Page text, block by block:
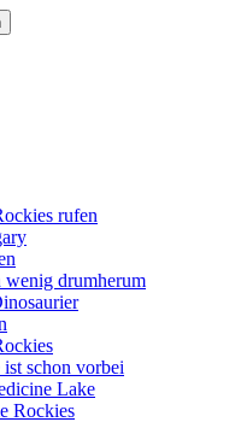
rufen
wenig drumherum
schon vorbei
Lake
Rockies